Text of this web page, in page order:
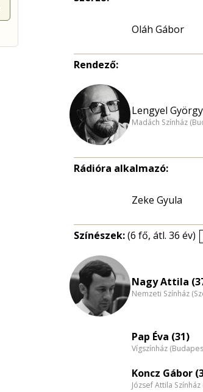
Oláh Gábor
Rendező:
Lengyel
Madách Színház
Rádióra alkalmazó:
Zeke Gyula
Színészek:(6 fő, átl. 36 év)
Nagy Attila
Nemzeti Színház
Pap Éva (31)
Vígszínház
Koncz Gábor
József Attila